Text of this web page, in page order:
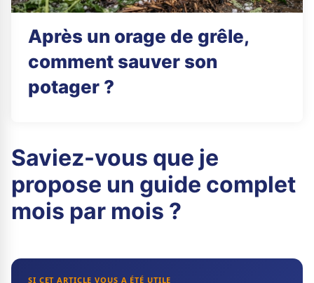
Après un orage de grêle,
comment sauver son
potager ?
Saviez-vous que je
propose un guide complet
mois par mois ?
SI CET ARTICLE VOUS A ÉTÉ UTILE